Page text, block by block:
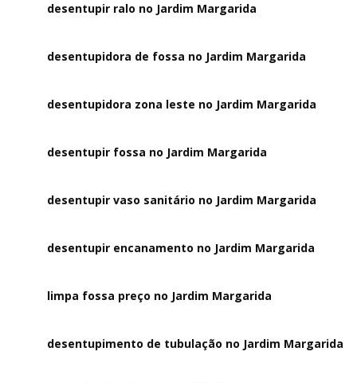
desentupir ralo no Jardim Margarida
desentupidora de fossa no Jardim Margarida
desentupidora zona leste no Jardim Margarida
desentupir fossa no Jardim Margarida
desentupir vaso sanitário no Jardim Margarida
desentupir encanamento no Jardim Margarida
limpa fossa preço no Jardim Margarida
desentupimento de tubulação no Jardim Margarida